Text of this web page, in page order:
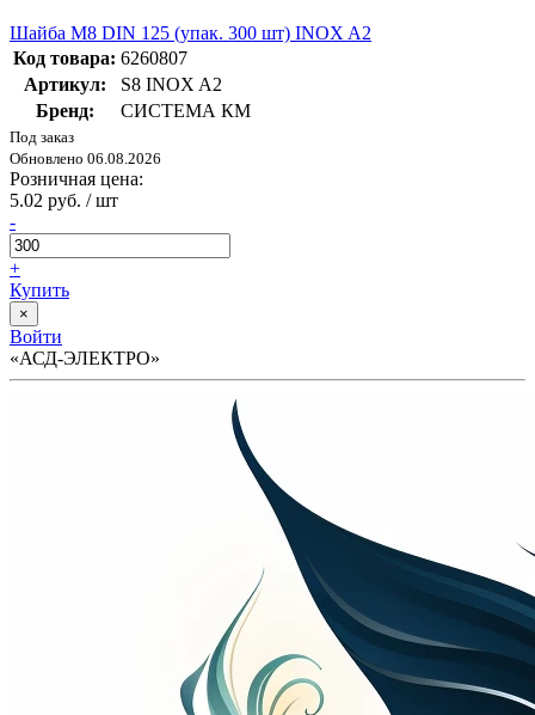
Шайба М8 DIN 125 (упак. 300 шт) INOX A2
Код товара: 6260807
Артикул:
S8 INOX A2
Бренд:
СИСТЕМА КМ
Под заказ
Обновлено 06.08.2026
Розничная цена:
5.02 руб. / шт
-
+
Купить
×
Войти
«АСД-ЭЛЕКТРО»